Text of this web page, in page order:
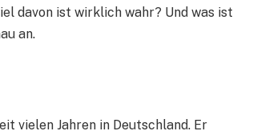
davon ist wirklich wahr? Und was ist
an.
vielen Jahren in Deutschland. Er